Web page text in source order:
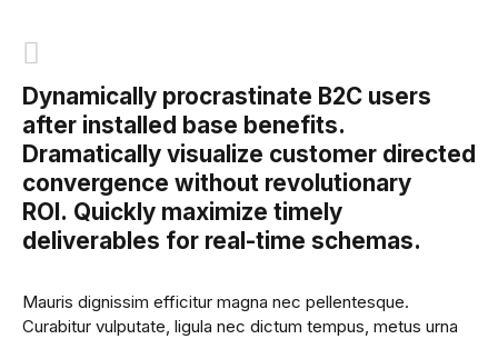
Dynamically procrastinate B2C users
after installed base benefits.
Dramatically visualize customer directed
convergence without revolutionary
ROI. Quickly maximize timely
deliverables for real-time schemas.
Mauris dignissim efficitur magna nec pellentesque.
Curabitur vulputate, ligula nec dictum tempus, metus urna